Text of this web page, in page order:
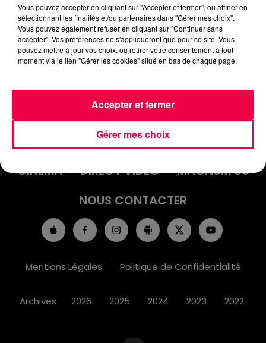
INFOS
EMISSIONS
JEUX
PODCASTS
CINÉMA
DIRECT VIDÉO
MAGNUM 80
NOUS CONTACTER
Mentions Légales Politique de Confidentialité
Archives 2026 2025 2024 2023 2022
Vous pouvez accepter en cliquant sur "Accepter et fermer", ou affiner en
sélectionnant les finalités et/ou partenaires dans "Gérer mes choix".
Vous pouvez également refuser en cliquant sur "Continuer sans
accepter". Vos préférences ne s'appliqueront que pour ce site. Vous
pouvez mettre à jour vos choix, ou retirer votre consentement à tout
moment via le lien "Gérer les cookies" situé en bas de chaque page.
Gérer mes choix
Accepter et fermer